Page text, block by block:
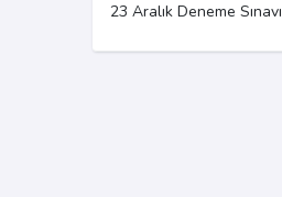
23 Aralık Deneme Sınavı